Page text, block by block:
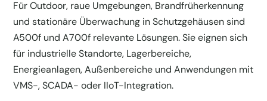
Für Outdoor, raue Umgebungen, Brandfrüherkennung
und stationäre Überwachung in Schutzgehäusen sind
A500f und A700f relevante Lösungen. Sie eignen sich
für industrielle Standorte, Lagerbereiche,
Energieanlagen, Außenbereiche und Anwendungen mit
VMS-, SCADA- oder IIoT-Integration.